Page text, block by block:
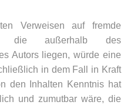
Verweisen auf fremde
die außerhalb des
Autors liegen, würde eine
in dem Fall in Kraft
den Inhalten Kenntnis hat
und zumutbar wäre, die